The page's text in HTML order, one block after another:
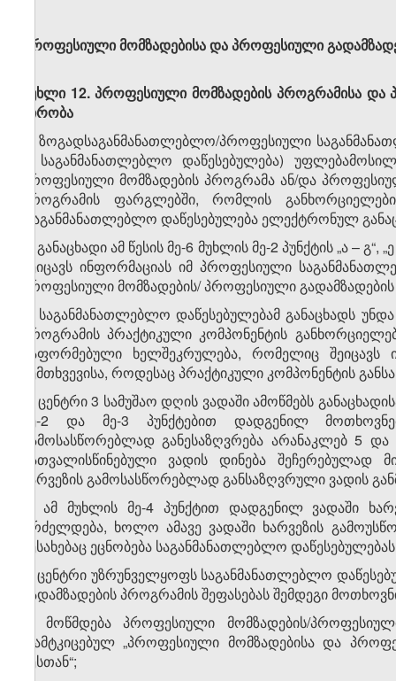
პროფესიული მომზადებისა და პროფესიული
მუხლი 12. პროფესიული მომზადების პროგრამისა
პირობა
1. ზოგადსაგანმანათლებლო/პროფესიული
– საგანმანათლებლო დაწესებულება)
პროფესიული მომზადების პროგრამა ან/და
პროგრამის ფარგლებში, რომლის
საგანმანათლებლო დაწესებულება ელექტრონულ
2. განაცხადი ამ წესის მე-6 მუხლის მე-2 პუნქტის „ა –
შეიცავს ინფორმაციას იმ პროფესიული
პროფესიული მომზადების/ პროფესიული
3. საგანმანათლებლო დაწესებულებამ განაცხადს
პროგრამის პრაქტიკული კომპონენტის
გაფორმებული ხელშეკრულება, რომელიც
შემთხვევისა, როდესაც პრაქტიკული კომპონენტის
4. ცენტრი 3 სამუშაო დღის ვადაში ამოწმებს
მე-2 და მე-3 პუნქტებით დადგენილ
გამოსასწორებლად განესაზღვრება არანაკლებ 5
გათვალისწინებული ვადის დინება შეჩერებულად
ხარვეზის გამოსასწორებლად განსაზღვრული ვადის
5. ამ მუხლის მე-4 პუნქტით დადგენილ ვადაში
გრძელდება, ხოლო ამავე ვადაში ხარვეზის
შესახებაც ეცნობება საგანმანათლებლო
6. ცენტრი უზრუნველყოფს საგანმანათლებლო
გადამზადების პროგრამის შეფასებას შემდეგი
ა) მოწმდება პროფესიული მომზადების/
დამტკიცებულ „პროფესიული მომზადებისა და
წესთან“;